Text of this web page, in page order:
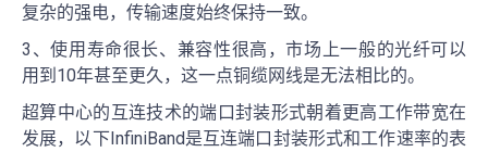
复杂的强电，传输速度始终保持一致。
3、使用寿命很长、兼容性很高，市场上一般的光纤可以
用到10年甚至更久，这一点铜缆网线是无法相比的。
超算中心的互连技术的端口封装形式朝着更高工作带宽在
发展，以下InfiniBand是互连端口封装形式和工作速率的表